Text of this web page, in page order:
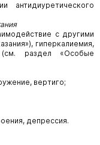
антидиуретического
с другими
гиперкалиемия,
раздел «Особые
вертиго;
депрессия.